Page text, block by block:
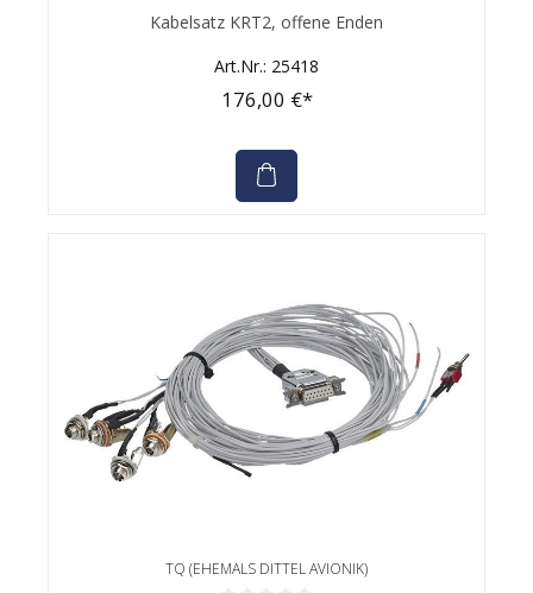
Durchschnittliche Bewertung von 0 von 5 Sternen
Kabelsatz KRT2, offene Enden
Art.Nr.: 25418
176,00 €*
TQ (EHEMALS DITTEL AVIONIK)